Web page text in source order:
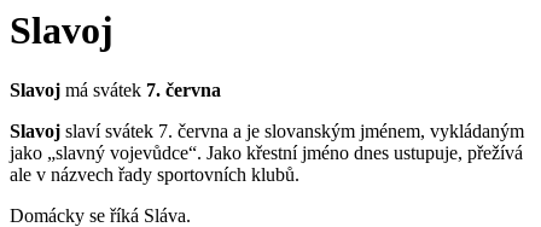
Slavoj
Slavoj má svátek 7. června
Slavoj slaví svátek 7. června a je slovanským jménem, vykládaným
jako „slavný vojevůdce“. Jako křestní jméno dnes ustupuje, přežívá
ale v názvech řady sportovních klubů.
Domácky se říká Sláva.